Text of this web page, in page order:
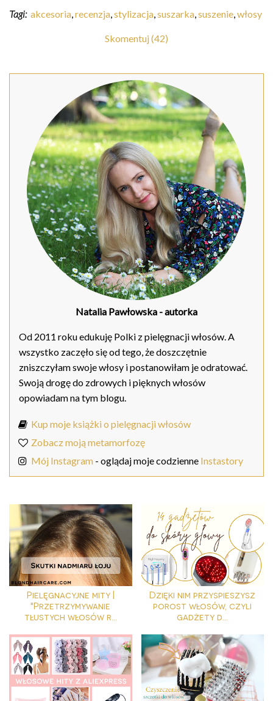
Tagi: akcesoria,recenzja,stylizacja,suszarka,suszenie,włosy
Skomentuj (42)
Natalia Pawłowska - autorka
Od 2011 roku edukuję Polki z pielęgnacji włosów. A
wszystko zaczęło się od tego, że doszczętnie
zniszczyłam swoje włosy i postanowiłam je odratować.
Swoją drogę do zdrowych i pięknych włosów
opowiadam na tym blogu.
Kup moje książki o pielęgnacji włosów
Zobacz moją metamorfozę
Mój Instagram - oglądaj moje codzienne Instastory
Pielęgnacyjne mity |
"Przetrzymywanie
tłustych włosów r...
Dzięki nim przyspieszysz
porost włosów, czyli
gadżety d...